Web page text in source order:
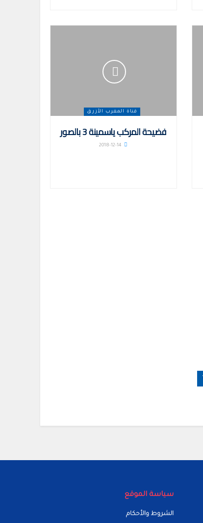
قناة المغرب الأزرق
فضيحة المركب ياسمينة 3 بالصور
سياسة الموقع
الشروط والأحكام